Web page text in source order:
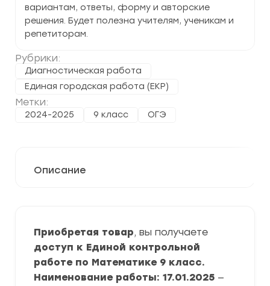
вариантам, ответы, форму и авторские
решения. Будет полезна учителям, ученикам и
репетиторам.
Рубрики:
Диагностическая работа
Единая городская работа (ЕКР)
Метки:
2024-2025 9 класс ОГЭ
Описание
Приобретая товар, вы получаете
доступ к Единой контрольной
работе по Математике 9 класс.
Наименование работы: 17.01.2025 —